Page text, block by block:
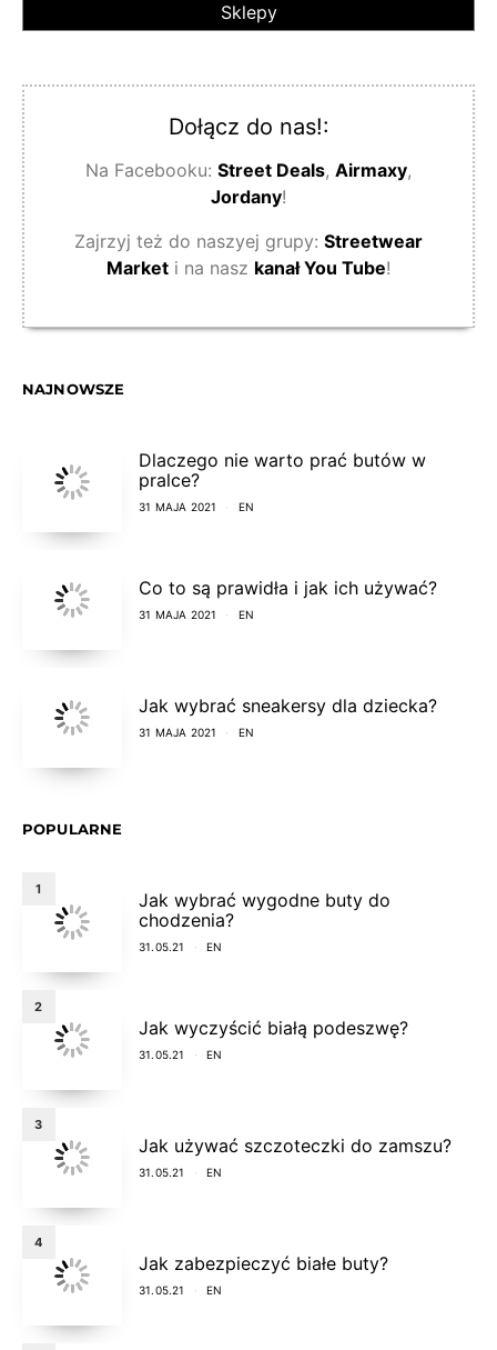
Sklepy
Dołącz do nas!:
Na Facebooku: Street Deals, Airmaxy,
Jordany!
Zajrzyj też do naszyej grupy: Streetwear
Market i na nasz kanał You Tube!
NAJNOWSZE
Dlaczego nie warto prać butów w
pralce?
31 MAJA 2021 EN
Co to są prawidła i jak ich używać?
31 MAJA 2021 EN
Jak wybrać sneakersy dla dziecka?
31 MAJA 2021 EN
POPULARNE
1
Jak wybrać wygodne buty do
chodzenia?
31.05.21 EN
2
Jak wyczyścić białą podeszwę?
31.05.21 EN
3
Jak używać szczoteczki do zamszu?
31.05.21 EN
4
Jak zabezpieczyć białe buty?
31.05.21 EN